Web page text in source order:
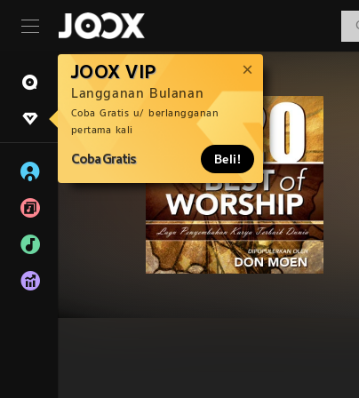
JOOX VIP
Langganan Bulanan
Coba Gratis u/ berlangganan
pertama kali
Coba Gratis Beli!